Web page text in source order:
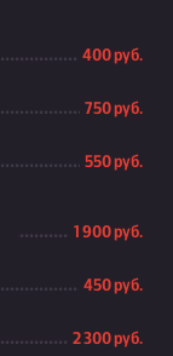
400 руб.
750 руб.
550 руб.
1 900 руб.
450 руб.
2 300 руб.